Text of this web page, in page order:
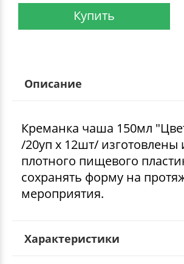
Купить
Описание
Креманка чаша 150мл
/20уп х 12шт/ изготовлены
плотного пищевого
сохранять форму на
мероприятия.
Характеристики